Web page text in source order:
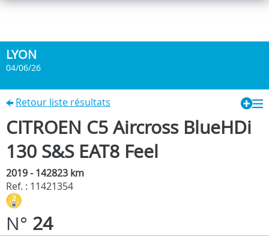
LYON
04/06/26
Retour liste résultats
CITROEN C5 Aircross BlueHDi
130 S&S EAT8 Feel
2019 - 142823 km
Ref. : 11421354
N° 24